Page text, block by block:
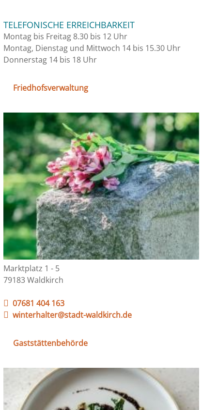
TELEFONISCHE ERREICHBARKEIT
Montag bis Freitag 8.30 bis 12 Uhr
Montag, Dienstag und Mittwoch 14 bis 15.30 Uhr
Donnerstag 14 bis 18 Uhr
Friedhofsverwaltung
Marktplatz 1 - 5
79183 Waldkirch
07681 404 163
winterhalter@stadt-waldkirch.de
Gaststättenbehörde